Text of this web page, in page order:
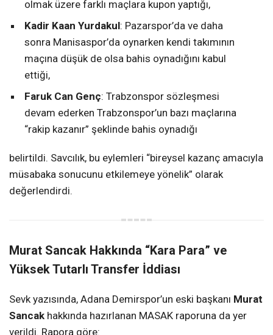
olmak üzere farklı maçlara kupon yaptığı,
Kadir Kaan Yurdakul: Pazarspor’da ve daha
sonra Manisaspor’da oynarken kendi takımının
maçına düşük de olsa bahis oynadığını kabul
ettiği,
Faruk Can Genç: Trabzonspor sözleşmesi
devam ederken Trabzonspor’un bazı maçlarına
“rakip kazanır” şeklinde bahis oynadığı
belirtildi. Savcılık, bu eylemleri “bireysel kazanç amacıyla
müsabaka sonucunu etkilemeye yönelik” olarak
değerlendirdi.
Murat Sancak Hakkında “Kara Para” ve
Yüksek Tutarlı Transfer İddiası
Sevk yazısında, Adana Demirspor’un eski başkanı Murat
Sancak hakkında hazırlanan MASAK raporuna da yer
verildi. Rapora göre: